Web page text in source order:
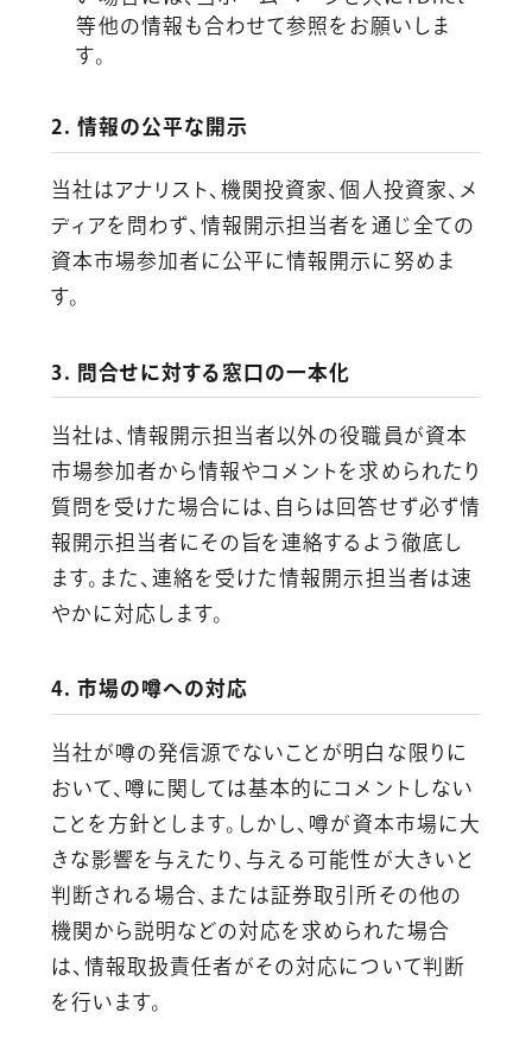
等他の情報も合わせて参照をお願いしま
す。
2. 情報の公平な開示
当社はアナリスト、機関投資家、個人投資家、メ
ディアを問わず、情報開示担当者を通じ全ての
資本市場参加者に公平に情報開示に努めま
す。
3. 問合せに対する窓口の一本化
当社は、情報開示担当者以外の役職員が資本
市場参加者から情報やコメントを求められたり
質問を受けた場合には、自らは回答せず必ず情
報開示担当者にその旨を連絡するよう徹底し
ます。また、連絡を受けた情報開示担当者は速
やかに対応します。
4. 市場の噂への対応
当社が噂の発信源でないことが明白な限りに
おいて、噂に関しては基本的にコメントしない
ことを方針とします。しかし、噂が資本市場に大
きな影響を与えたり、与える可能性が大きいと
判断される場合、または証券取引所その他の
機関から説明などの対応を求められた場合
は、情報取扱責任者がその対応について判断
を行います。